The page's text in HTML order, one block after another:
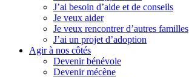
J’ai besoin d’aide et de conseils
Je veux aider
Je veux rencontrer d’autres familles
J’ai un projet d’adoption
Agir à nos côtés
Devenir bénévole
Devenir mécène